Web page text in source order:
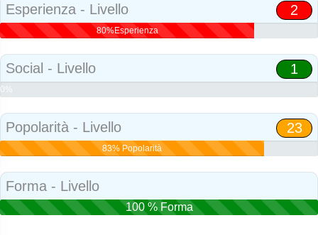
Esperienza - Livello 2
80%Esperienza
Social - Livello 1
0%
Popolarità - Livello 23
83% Popolarità
Forma - Livello
100 % Forma